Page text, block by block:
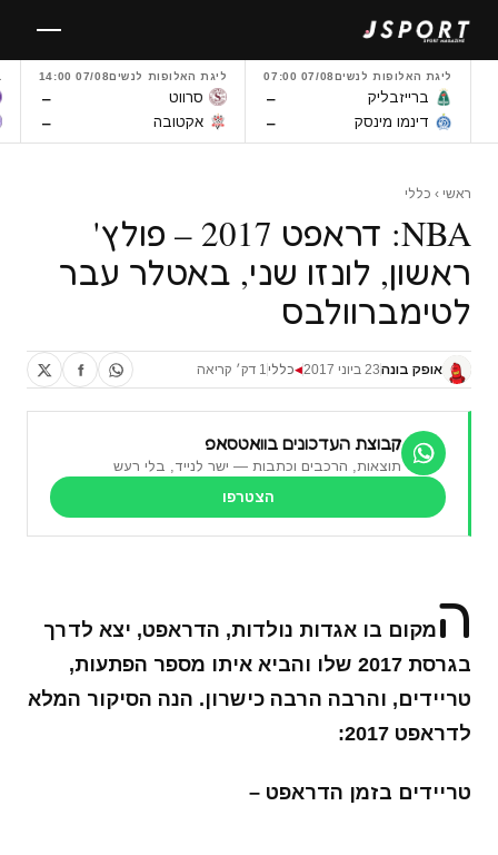
לתוכן
ליגת האלופות לנשים07/08 07:00
ברייזבליק –
דינמו מינסק –
ליגת האלופות לנשים07/08 14:00
סרווט –
אקטובה –
ראשי › כללי
NBA: דראפט 2017 – פולץ'
ראשון, לונזו שני, באטלר עבר
לטימברוולבס
אופק בונה23 ביוני 2017 ◀כללי 1 דק׳ קריאה
קבוצת העדכונים בוואטסאפ
תוצאות, הרכבים וכתבות — ישר לנייד, בלי רעש
הצטרפו
המקום בו אגדות נולדות, הדראפט, יצא לדרך
בגרסת 2017 שלו והביא איתו מספר הפתעות,
טריידים, והרבה הרבה כישרון. הנה הסיקור המלא
לדראפט 2017:
טריידים בזמן הדראפט –